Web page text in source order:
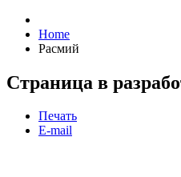
Home
Расмий
Страница в
Печать
E-mail